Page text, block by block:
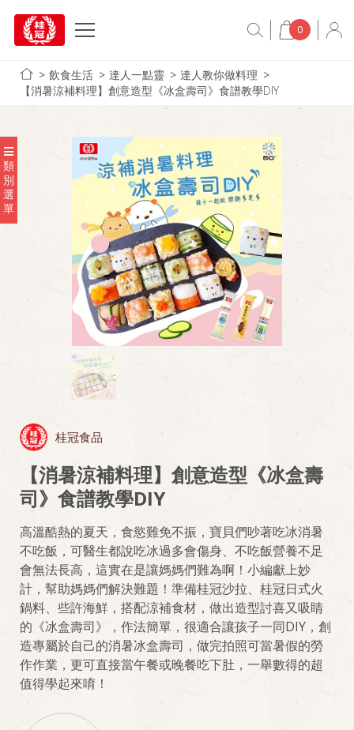
0
飲食生活 達人一點靈
達人教你做料理
【消暑涼補料理】創意造型《冰盒壽司》食譜教學DIY
類
別
選
單
桂冠食品
【消暑涼補料理】創意造型《冰盒壽
司》食譜教學DIY
高溫酷熱的夏天，食慾難免不振，寶貝們吵著吃冰消暑
不吃飯，可醫生都說吃冰過多會傷身、不吃飯營養不足
會無法長高，這實在是讓媽媽們難為啊！小編獻上妙
計，幫助媽媽們解決難題！準備桂冠沙拉、桂冠日式火
鍋料、些許海鮮，搭配涼補食材，做出造型討喜又吸睛
的《冰盒壽司》，作法簡單，很適合讓孩子一同DIY，創
造專屬於自己的消暑冰盒壽司，做完拍照可當暑假的勞
作作業，更可直接當午餐或晚餐吃下肚，一舉數得的超
值得學起來唷！